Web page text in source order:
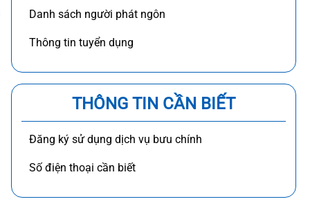
Danh sách người phát ngôn
Thông tin tuyển dụng
THÔNG TIN CẦN BIẾT
Đăng ký sử dụng dịch vụ bưu chính
Số điện thoại cần biết